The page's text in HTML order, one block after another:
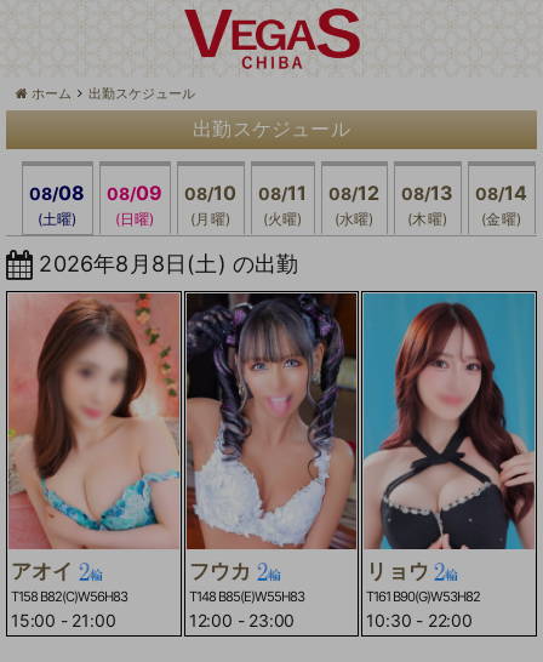
ホーム 出勤スケジュール
出勤スケジュール
08/08
(土曜)
08/09
(日曜)
08/10
(月曜)
08/11
(火曜)
08/12
(水曜)
08/13
(木曜)
08/14
(金曜)
2026年8月8日(土) の出勤
アオイ
T158 B82(C)W56H83
15:00 - 21:00
フウカ
T148 B85(E)W55H83
12:00 - 23:00
リョウ
T161 B90(G)W53H82
10:30 - 22:00